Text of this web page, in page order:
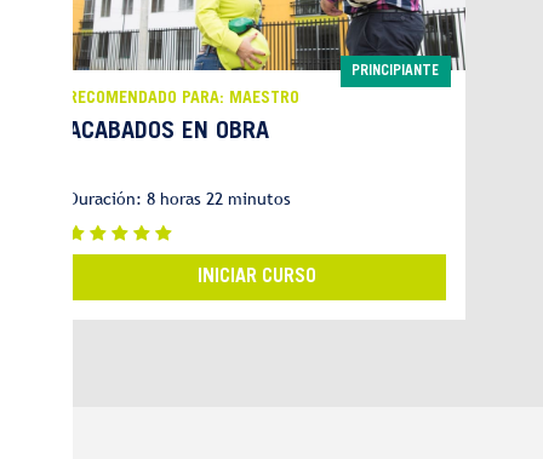
PRINCIPIANTE
RECOMENDADO PARA: MAESTRO
ACABADOS EN OBRA
Duración: 8 horas 22 minutos
INICIAR CURSO